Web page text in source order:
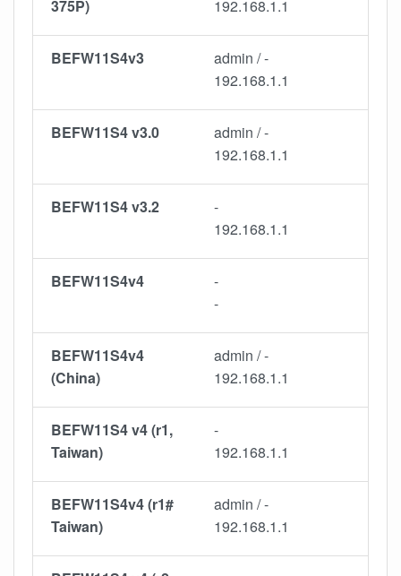
375P) 192.168.1.1
BEFW11S4v3
admin / -
192.168.1.1
BEFW11S4 v3.0
admin / -
192.168.1.1
BEFW11S4 v3.2
-
192.168.1.1
BEFW11S4v4
-
-
BEFW11S4v4
(China)
admin / -
192.168.1.1
BEFW11S4 v4 (r1,
Taiwan)
-
192.168.1.1
BEFW11S4v4 (r1#
Taiwan)
admin / -
192.168.1.1